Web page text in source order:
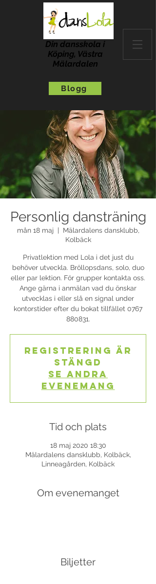
Din dansskola i
Köping, Västra
Mälardalen
Blogg
Personlig dansträning
mån 18 maj
Mälardalens dansklubb,
Kolbäck
Privatlektion med Lola i det just du
behöver utveckla. Bröllopsdans, solo, duo
eller par lektion. För grupper kontakta oss.
Ange gärna i anmälan vad du önskar
utvecklas i eller slå en signal under
kontorstider efter du bokat tillfället 0767
880831.
Registrering är
stängd
Se andra
evenemang
Tid och plats
18 maj 2020 18:30
Mälardalens dansklubb, Kolbäck,
Linneagården, Kolbäck
Om evenemanget
Biljetter